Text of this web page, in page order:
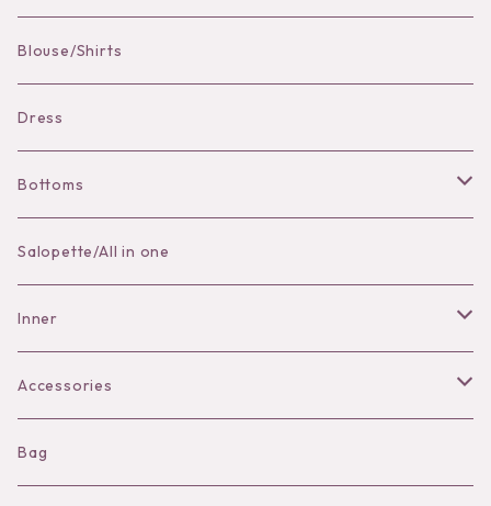
Blouse/Shirts
Dress
Bottoms
Skirt
Pants
Salopette/All in one
Inner
Bra
Shorts
Accessories
Necklace
Bag